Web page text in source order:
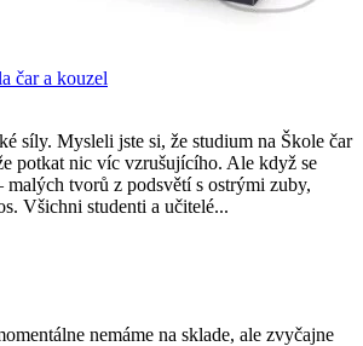
čar a kouzel
síly. Mysleli jste si, že studium na Škole čar
potkat nic víc vzrušujícího. Ale když se
malých tvorů z podsvětí s ostrými zuby,
Všichni studenti a učitelé...
nemáme na sklade, ale zvyčajne